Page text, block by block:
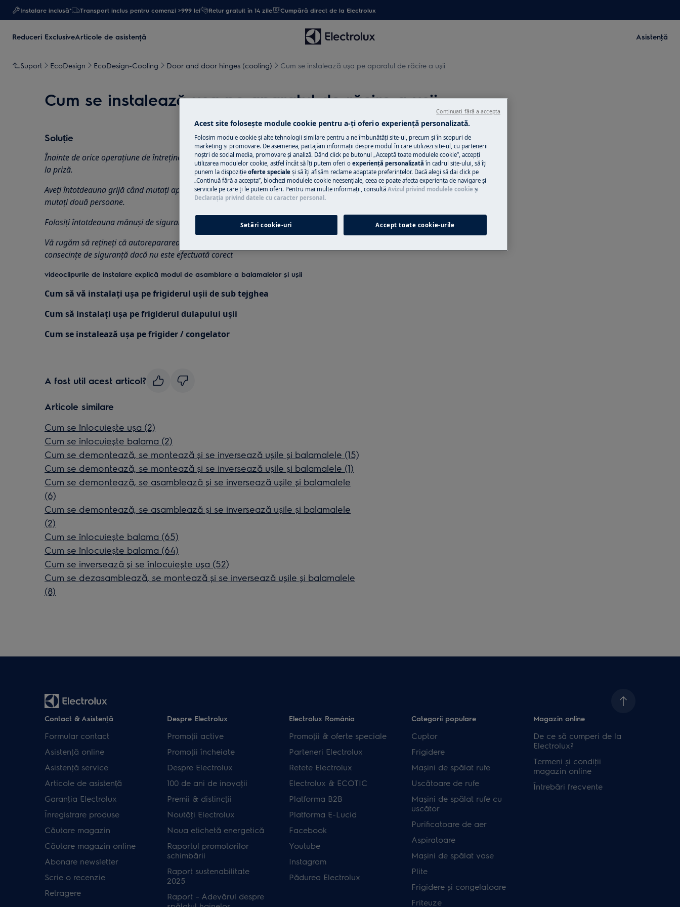
Instalare inclusă* Transport inclus pentru comenzi >999 lei Retur gratuit în 14 zile Cumpără direct de la Electrolux
Reduceri ExclusiveArticole de asistență Asistenţă
Suport EcoDesign EcoDesign-Cooling Door and door hinges (cooling) Cum se instalează ușa pe aparatul de răcire a ușii
Cum se instalează ușa pe aparatul de răcire a ușii
Soluție
Înainte de orice operațiune de întreținere, dezactivați aparatul și deconectați ștecherul de
lapriză.
Aveți întotdeauna grijă când mutați aparatele, pentru aparatele grele este necesar să le
mutați două persoane.
Folosiți întotdeauna mănuși de siguranță și încălțăminte închisă.
Vă rugăm să rețineți că autorepararea sau reparația neprofesională poate avea
consecințe de siguranță dacă nu este efectuată corect
videoclipurile de instalare explică modul de asamblare a balamalelor și ușii
Cum să vă instalați ușa pe frigiderul ușii de sub tejghea
Cum să instalați ușa pe frigiderul dulapului ușii
Cum se instalează ușa pe frigider / congelator
A fost util acest articol?
Articole similare
Cum se înlocuiește ușa (2)
Cum se înlocuiește balama (2)
Cum se demontează, se montează și se inversează ușile și balamalele (15)
Cum se demontează, se montează și se inversează ușile și balamalele (1)
Cum se demontează, se asamblează și se inversează ușile și balamalele
(6)
Cum se demontează, se asamblează și se inversează ușile și balamalele
(2)
Cum se înlocuiește balama (65)
Cum se înlocuiește balama (64)
Cum se inversează și se înlocuiește ușa (52)
Cum se dezasamblează, se montează și se inversează ușile și balamalele
(8)
Contact & Asistenţă
Formular contact
Asistenţă online
Asistenţă service
Articole de asistență
Garanţia Electrolux
Înregistrare produse
Căutare magazin
Căutare magazin online
Abonare newsletter
Scrie o recenzie
Retragere
Despre Electrolux
Promoţii active
Promoţii încheiate
Despre Electrolux
100 de ani de inovaţii
Premii & distincţii
Noutăţi Electrolux
Noua etichetă energetică
Raportul promotorilor
schimbării
Raport sustenabilitate
2025
Raport – Adevărul despre
Electrolux România
Promoţii & oferte speciale
Parteneri Electrolux
Retete Electrolux
Electrolux & ECOTIC
Platforma B2B
Platforma E-Lucid
Facebook
Youtube
Instagram
Pădurea Electrolux
Categorii populare
Cuptor
Frigidere
Mașini de spălat rufe
Uscătoare de rufe
Mașini de spălat rufe cu
uscător
Purificatoare de aer
Aspiratoare
Mașini de spălat vase
Plite
Frigidere și congelatoare
Friteuze
Magazin online
De ce să cumperi de la
Electrolux?
Termeni și condiţii
magazin online
Întrebări frecvente
Acest site folosește module cookie pentru a-ţi oferi o experienţă personalizată.
Folosim module cookie și alte tehnologii similare pentru a ne îmbunătăţi site-ul, precum și în scopuri de
marketing și promovare. De asemenea, partajăm informaţii despre modul în care utilizezi site-ul, cu partenerii
noștri de social media, promovare și analiză. Dând click pe butonul „Acceptă toate modulele cookie”, accepţi
utilizarea modulelor cookie, astfel încât să îţi putem oferi o experienţă personalizată în cadrul site-ului, să îţi
punem la dispoziţie oferte speciale și să îţi afișăm reclame adaptate preferinţelor. Dacă alegi să dai click pe
„Continuă fără a accepta”, blochezi modulele cookie neesenţiale, ceea ce poate afecta experienţa de navigare și
serviciile pe care ţi le putem oferi. Pentru mai multe informaţii, consultă Avizul privind modulele cookie și
Declaraţia privind datele cu caracter personal.
Setări cookie-uri Accept toate cookie-urile
Continuați fără a accepta